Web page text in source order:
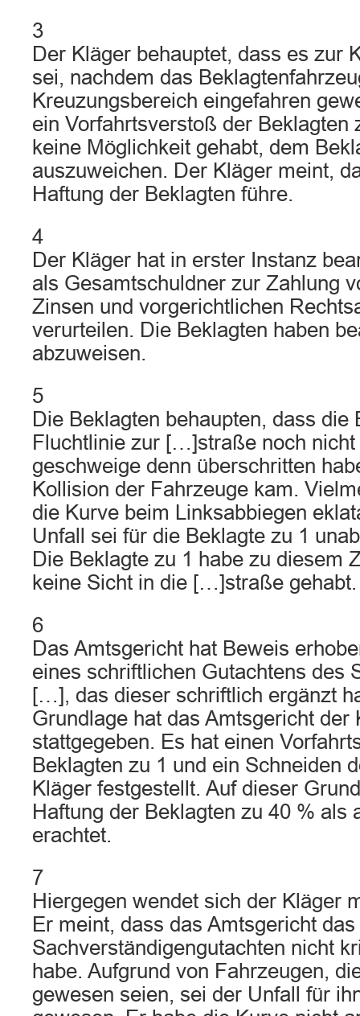
3
Der Kläger behauptet, dass es zur
sei, nachdem das
Kreuzungsbereich eingefahren
ein Vorfahrtsverstoß der Beklagten
keine Möglichkeit gehabt, dem
auszuweichen. Der Kläger meint,
Haftung der Beklagten führe.
4
Der Kläger hat in erster Instanz
als Gesamtschuldner zur Zahlung
Zinsen und vorgerichtlichen
verurteilen. Die Beklagten haben
abzuweisen.
5
Die Beklagten behaupten, dass die
Fluchtlinie zur […]straße noch nicht
geschweige denn überschritten
Kollision der Fahrzeuge kam.
die Kurve beim Linksabbiegen
Unfall sei für die Beklagte zu 1
Die Beklagte zu 1 habe zu diesem
keine Sicht in die […]straße gehabt.
6
Das Amtsgericht hat Beweis
eines schriftlichen Gutachtens des
[…], das dieser schriftlich ergänzt
Grundlage hat das Amtsgericht der
stattgegeben. Es hat einen
Beklagten zu 1 und ein Schneiden
Kläger festgestellt. Auf dieser
Haftung der Beklagten zu 40 % als
erachtet.
7
Hiergegen wendet sich der Kläger
Er meint, dass das Amtsgericht das
Sachverständigengutachten nicht
habe. Aufgrund von Fahrzeugen,
gewesen seien, sei der Unfall für